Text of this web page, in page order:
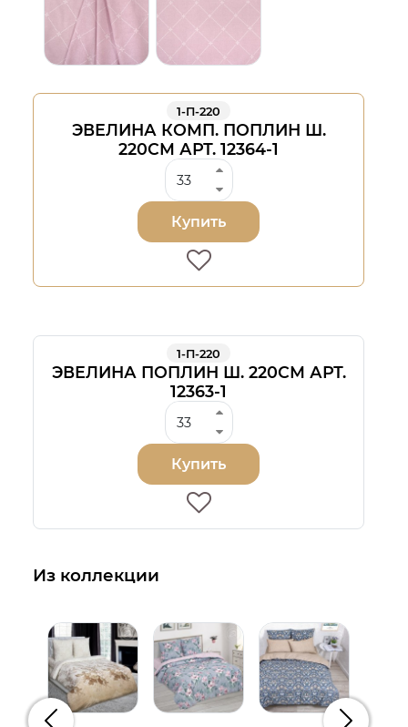
1-П-220
ЭВЕЛИНА КОМП. ПОПЛИН Ш.
220СМ АРТ. 12364-1
Купить
1-П-220
ЭВЕЛИНА ПОПЛИН Ш. 220СМ АРТ.
12363-1
Купить
Из коллекции